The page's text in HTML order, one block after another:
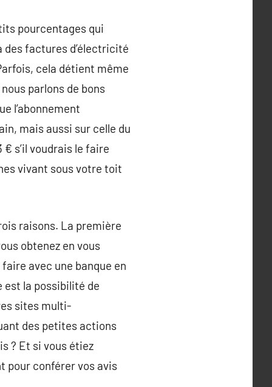
pourcentages qui
factures d’électricité
cela détient même
parlons de bons
l’abonnement
mais aussi sur celle du
s’il voudrais le faire
vivant sous votre toit
raisons. La première
obtenez en vous
avec une banque en
la possibilité de
sites multi-
des petites actions
? Et si vous étiez
pour conférer vos avis